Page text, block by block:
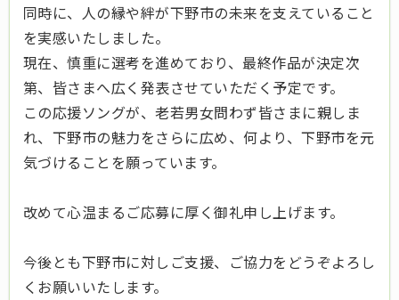
同時に、人の縁や絆が下野市の未来を支えていること
を実感いたしました。
現在、慎重に選考を進めており、最終作品が決定次
第、皆さまへ広く発表させていただく予定です。
この応援ソングが、老若男女問わず皆さまに親しま
れ、下野市の魅力をさらに広め、何より、下野市を元
気づけることを願っています。
改めて心温まるご応募に厚く御礼申し上げます。
今後とも下野市に対しご支援、ご協力をどうぞよろし
くお願いいたします。